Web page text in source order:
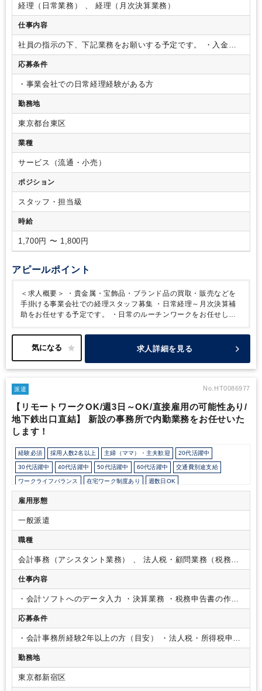
経理（日常業務） 、 経理（月次決算業務）
仕事内容
社員の指示の下、下記業務をお願いする予定です。
・入金消
込・支払業務・仕訳計上・基幹システムのデータチェック
・預金チェック
応募条件
・事業会社での日常経理経験がある方
勤務地
東京都台東区
業種
サービス（流通・小売）
ポジション
スタッフ・担当級
時給
1,700円 〜 1,800円
アピールポイント
＜求人概要＞
・貴金属・宝飾品・ブランド品の買取・販売などを
手掛ける事業会社での経理スタッフ募集 ・日常経理～月次決算補
助をお任せする予定です。
・日常のルーチンワークをお任せしま
に応じて延長する場合がございます。・出社勤務前提（９：００
～１８：００のフルタイム想定です） ・残業５時間程度
求人詳細を見る
派遣 No.HT0086977
【リモートワークOK/週3日～OK/直接雇用の可能性あり/
地下鉄出口直結】 新設の事務所で内勤業務をお任せいた
します！
経験必須 採用人数2名以上 主婦（ママ）・主夫歓迎 20代活躍中
30代活躍中 40代活躍中 50代活躍中 60代活躍中 交通費別途支給
ワークライフバランス 在宅ワーク制度あり 週数日OK
時短勤務の相談OK 勤務開始時間の相談OK 勤務終了時間の相談OK 朝遅め
10時以降出社OK
残業少なめ
オフィスカジュアルOK ドリンクサービスあり
少人数の職場（所属部門の人数3人以下） 経理主担当
ルーティンワークがメイン
雇用形態
一般派遣
職種
会計事務（アシスタント業務） 、 法人税・顧問業務（税務）
、 アウトソーシング・記帳代行
仕事内容
・会計ソフトへのデータ入力 ・決算業務 ・税務申告書の作成
（法人税、所得税）・電話・メール対応
応募条件
・会計事務所経験2年以上の方（目安）
・法人税・所得税申告
書作成できる方（赤字も含む）
勤務地
東京都新宿区